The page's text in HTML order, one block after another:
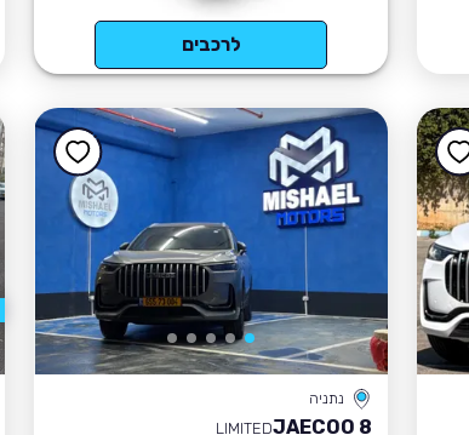
לרכבים
נתניה
JAECOO 8
LIMITED